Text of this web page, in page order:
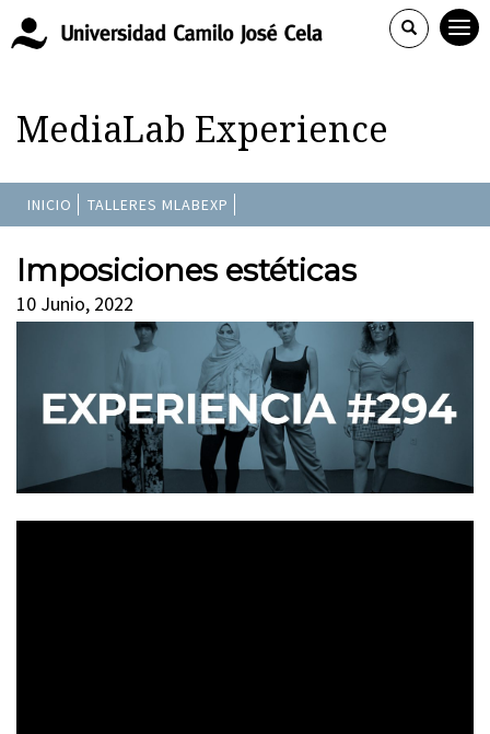
MediaLab Experience
INICIO TALLERES MLABEXP
Imposiciones estéticas
10 Junio, 2022